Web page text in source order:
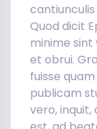
Quod dicit
minime
et obrui.
fuisse
publicam
vero,